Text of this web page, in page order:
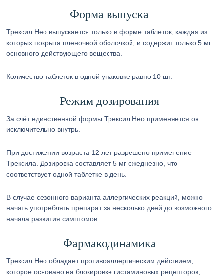
Форма выпуска
Трексил Нео выпускается только в форме таблеток, каждая из
которых покрыта пленочной оболочкой, и содержит только 5 мг
основного действующего вещества.
Количество таблеток в одной упаковке равно 10 шт.
Режим дозирования
За счёт единственной формы Трексил Нео применяется он
исключительно внутрь.
При достижении возраста 12 лет разрешено применение
Трексила. Дозировка составляет 5 мг ежедневно, что
соответствует одной таблетке в день.
В случае сезонного варианта аллергических реакций, можно
начать употреблять препарат за несколько дней до возможного
начала развития симптомов.
Фармакодинамика
Трексил Нео обладает противоаллергическим действием,
которое основано на блокировке гистаминовых рецепторов,